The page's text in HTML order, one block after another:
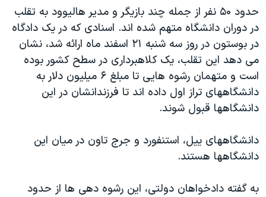
تریبونال مردمی آبان ۹۸
دادگاه حمید نوری
چهل سال گروگان‌گیری
قانون شفافیت دارائی کادر رهبری ایران
اعتراضات مردمی آبان ۹۸
اسرائیل در جنگ
نرگس محمدی برنده جایزه نوبل صلح
همایش محافظه‌کاران آمریکا «سی‌پک»
حدود ۵۰ نفر از جمله چند بازیگر و مدیر هالیوود به تقلب
در دوران دانشگاه متهم شده اند. اسنادی که در یک دادگاه
در بوستون در روز سه شنبه ۲۱ اسفند ماه ارائه شد، نشان
می دهد این تقلب، یک کلاهبرداری در سطح کشور بوده
است و متهمان رشوه هایی تا مبلغ ۶ میلیون دلار به
دانشگاههای تراز اول داده اند تا فرزندانشان در این
دانشگاهها قبول شوند.
دانشگاههای ییل، استنفورد و جرج تاون در میان این
دانشگاهها هستند.
به گفته دادخواهان دولتی، این رشوه دهی ها از حدود